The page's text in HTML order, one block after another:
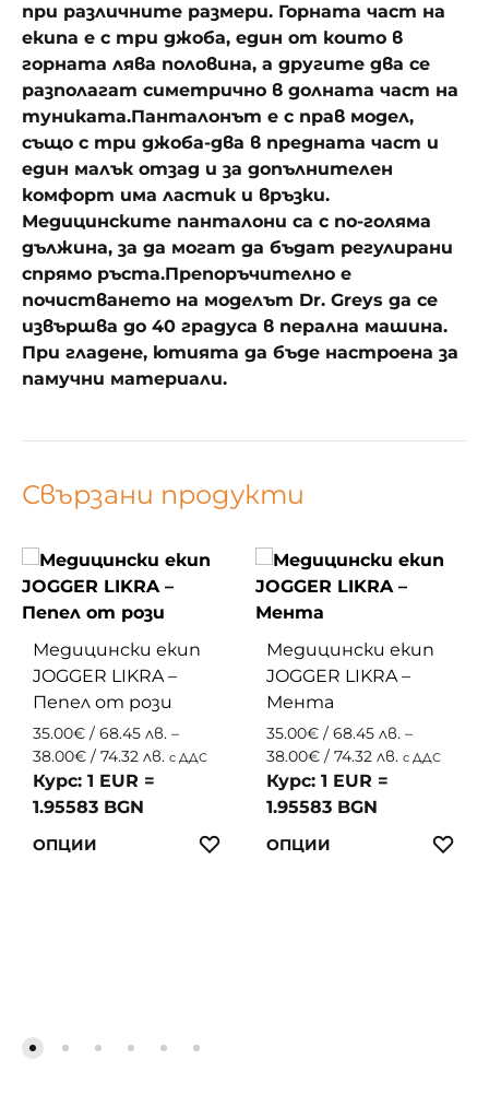
при различните размери. Горната част на
екипа е с три джоба, един от които в
горната лява половина, а другите два се
разполагат симетрично в долната част на
туниката.Панталонът е с прав модел,
също с три джоба-два в предната част и
един малък отзад и за допълнителен
комфорт има ластик и връзки.
Медицинските панталони са с по-голяма
дължина, за да могат да бъдат регулирани
спрямо ръста.Препоръчително е
почистването на моделът Dr. Greys да се
извършва до 40 градуса в перална машина.
При гладене, ютията да бъде настроена за
памучни материали.
Свързани продукти
Медицински екип
JOGGER LIKRA –
Пепел от рози
35.00€ / 68.45 лв. –
38.00€ / 74.32 лв. Price
68.45 лв.
с ДДС
Курс: 1 EUR =
1.95583 BGN
ОПЦИИ
This
be
ЛЮБИМИ
Медицински екип
JOGGER LIKRA –
Мента
35.00€ / 68.45 лв. –
38.00€ / 74.32 лв. Price
68.45 лв.
с ДДС
Курс: 1 EUR =
1.95583 BGN
ОПЦИИ
This